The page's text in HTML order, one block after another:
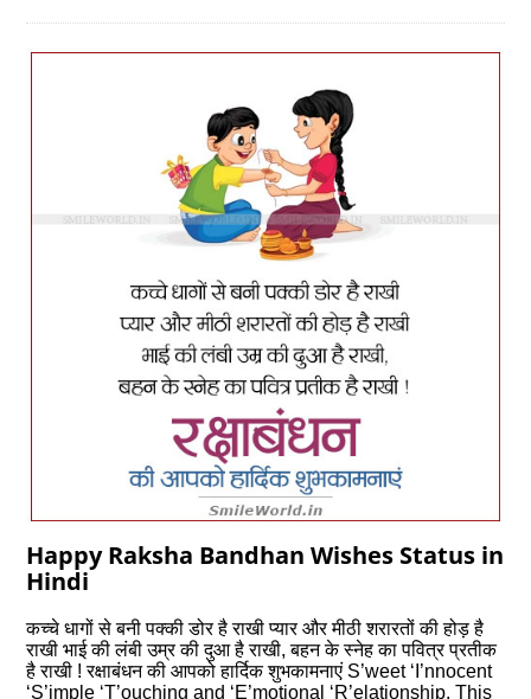
Happy Raksha Bandhan Wishes Status in
Hindi
कच्चे धागों से बनी पक्की डोर है राखी प्यार और मीठी शरारतों की होड़ है
राखी भाई की लंबी उम्र की दुआ है राखी, बहन के स्नेह का पवित्र प्रतीक
है राखी ! रक्षाबंधन की आपको हार्दिक शुभकामनाएं S’weet ‘I’nnocent
‘S’imple ‘T’ouching and ‘E’motional ‘R’elationship. This